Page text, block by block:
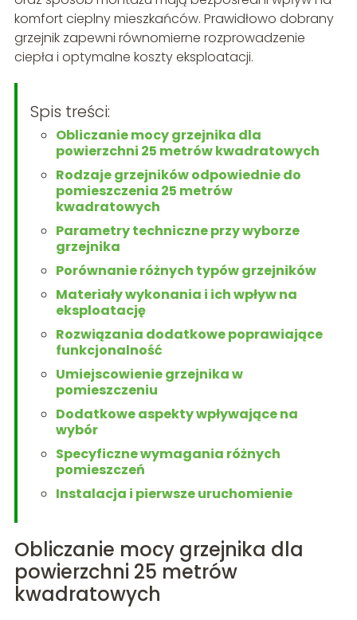
komfort cieplny mieszkańców. Prawidłowo dobrany
grzejnik zapewni równomierne rozprowadzenie
ciepła i optymalne koszty eksploatacji.
Spis treści:
Obliczanie mocy grzejnika dla
powierzchni 25 metrów kwadratowych
Rodzaje grzejników odpowiednie do
pomieszczenia 25 metrów
kwadratowych
Parametry techniczne przy wyborze
grzejnika
Porównanie różnych typów grzejników
Materiały wykonania i ich wpływ na
eksploatację
Rozwiązania dodatkowe poprawiające
funkcjonalność
Umiejscowienie grzejnika w
pomieszczeniu
Dodatkowe aspekty wpływające na
wybór
Specyficzne wymagania różnych
pomieszczeń
Instalacja i pierwsze uruchomienie
Obliczanie mocy grzejnika dla
powierzchni 25 metrów
kwadratowych